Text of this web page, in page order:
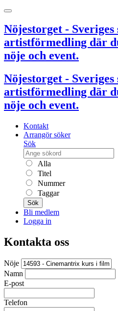
Nöjestorget - Sveriges
artistförmedling där
nöje och event.
Nöjestorget - Sveriges
artistförmedling där
nöje och event.
Kontakt
Arrangör söker
Sök
Alla
Titel
Nummer
Taggar
Sök
Bli medlem
Logga in
Kontakta oss
Nöje
Namn
E-post
Telefon